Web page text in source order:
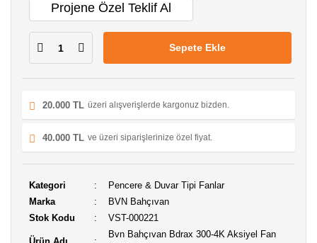
Projene Özel Teklif Al
Sepete Ekle
20.000 TL üzeri alışverişlerde kargonuz bizden.
40.000 TL ve üzeri siparişlerinize özel fiyat.
Kategori
Pencere & Duvar Tipi Fanlar
Marka
BVN Bahçıvan
Stok Kodu
VST-000221
Ürün Adı
Bvn Bahçıvan Bdrax 300-4K Aksiyel Fan